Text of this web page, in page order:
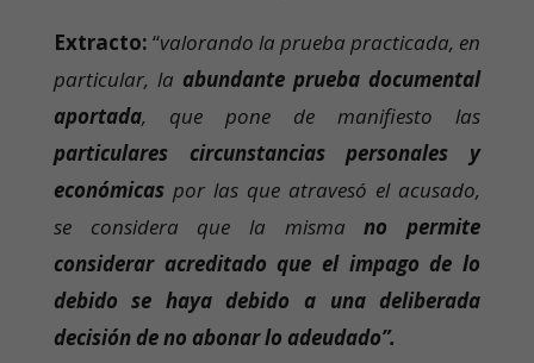
Extracto: “valorando la prueba practicada, en
particular, la abundante prueba documental
aportada, que pone de manifiesto las
particulares circunstancias personales y
económicaspor las que atravesó el acusado,
se considera que la mismano permite
considerar acreditado que el impago de lo
debido se haya debido a una deliberada
decisión de no abonar lo adeudado”.